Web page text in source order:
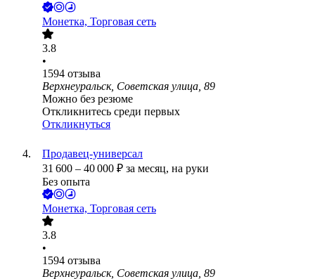
Монетка, Торговая сеть
3.8
•
1594 отзыва
Верхнеуральск, Советская улица, 89
Можно без резюме
Откликнитесь среди первых
Откликнуться
Продавец-универсал
31 600 – 40 000 ₽ за месяц, на руки
Без опыта
Монетка, Торговая сеть
3.8
•
1594 отзыва
Верхнеуральск, Советская улица, 89